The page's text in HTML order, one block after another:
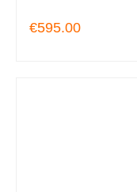
€595.00